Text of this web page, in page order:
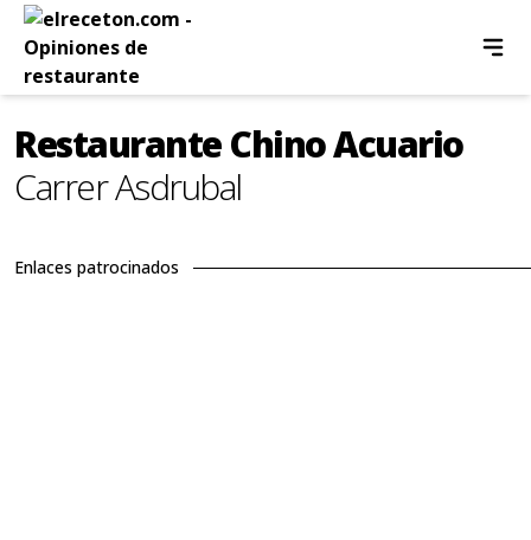
Restaurante Chino Acuario
Carrer Asdrubal
Enlaces patrocinados